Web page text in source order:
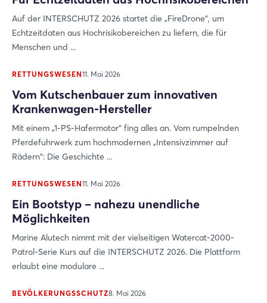
Auf der INTERSCHUTZ 2026 startet die „FireDrone“, um
Echtzeitdaten aus Hochrisikobereichen zu liefern, die für
Menschen und ...
RETTUNGSWESEN11. Mai 2026
Vom Kutschenbauer zum innovativen
Krankenwagen-Hersteller
Mit einem „1-PS-Hafermotor“ fing alles an. Vom rumpelnden
Pferdefuhrwerk zum hochmodernen „Intensivzimmer auf
Rädern“: Die Geschichte ...
RETTUNGSWESEN11. Mai 2026
Ein Bootstyp – nahezu unendliche
Möglichkeiten
Marine Alutech nimmt mit der vielseitigen Watercat-2000-
Patrol-Serie Kurs auf die INTERSCHUTZ 2026. Die Plattform
erlaubt eine modulare ...
BEVÖLKERUNGSSCHUTZ8. Mai 2026